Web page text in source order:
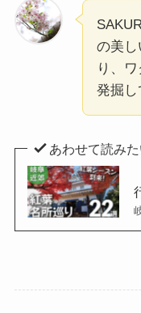
の美し
り、
発掘し
あわせて読み